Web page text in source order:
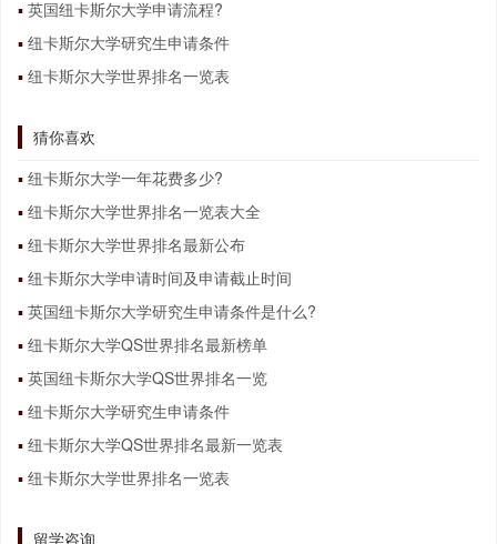
英国纽卡斯尔大学申请流程?
纽卡斯尔大学研究生申请条件
纽卡斯尔大学世界排名一览表
猜你喜欢
纽卡斯尔大学一年花费多少?
纽卡斯尔大学世界排名一览表大全
纽卡斯尔大学世界排名最新公布
纽卡斯尔大学申请时间及申请截止时间
英国纽卡斯尔大学研究生申请条件是什么?
纽卡斯尔大学QS世界排名最新榜单
英国纽卡斯尔大学QS世界排名一览
纽卡斯尔大学研究生申请条件
纽卡斯尔大学QS世界排名最新一览表
纽卡斯尔大学世界排名一览表
留学咨询